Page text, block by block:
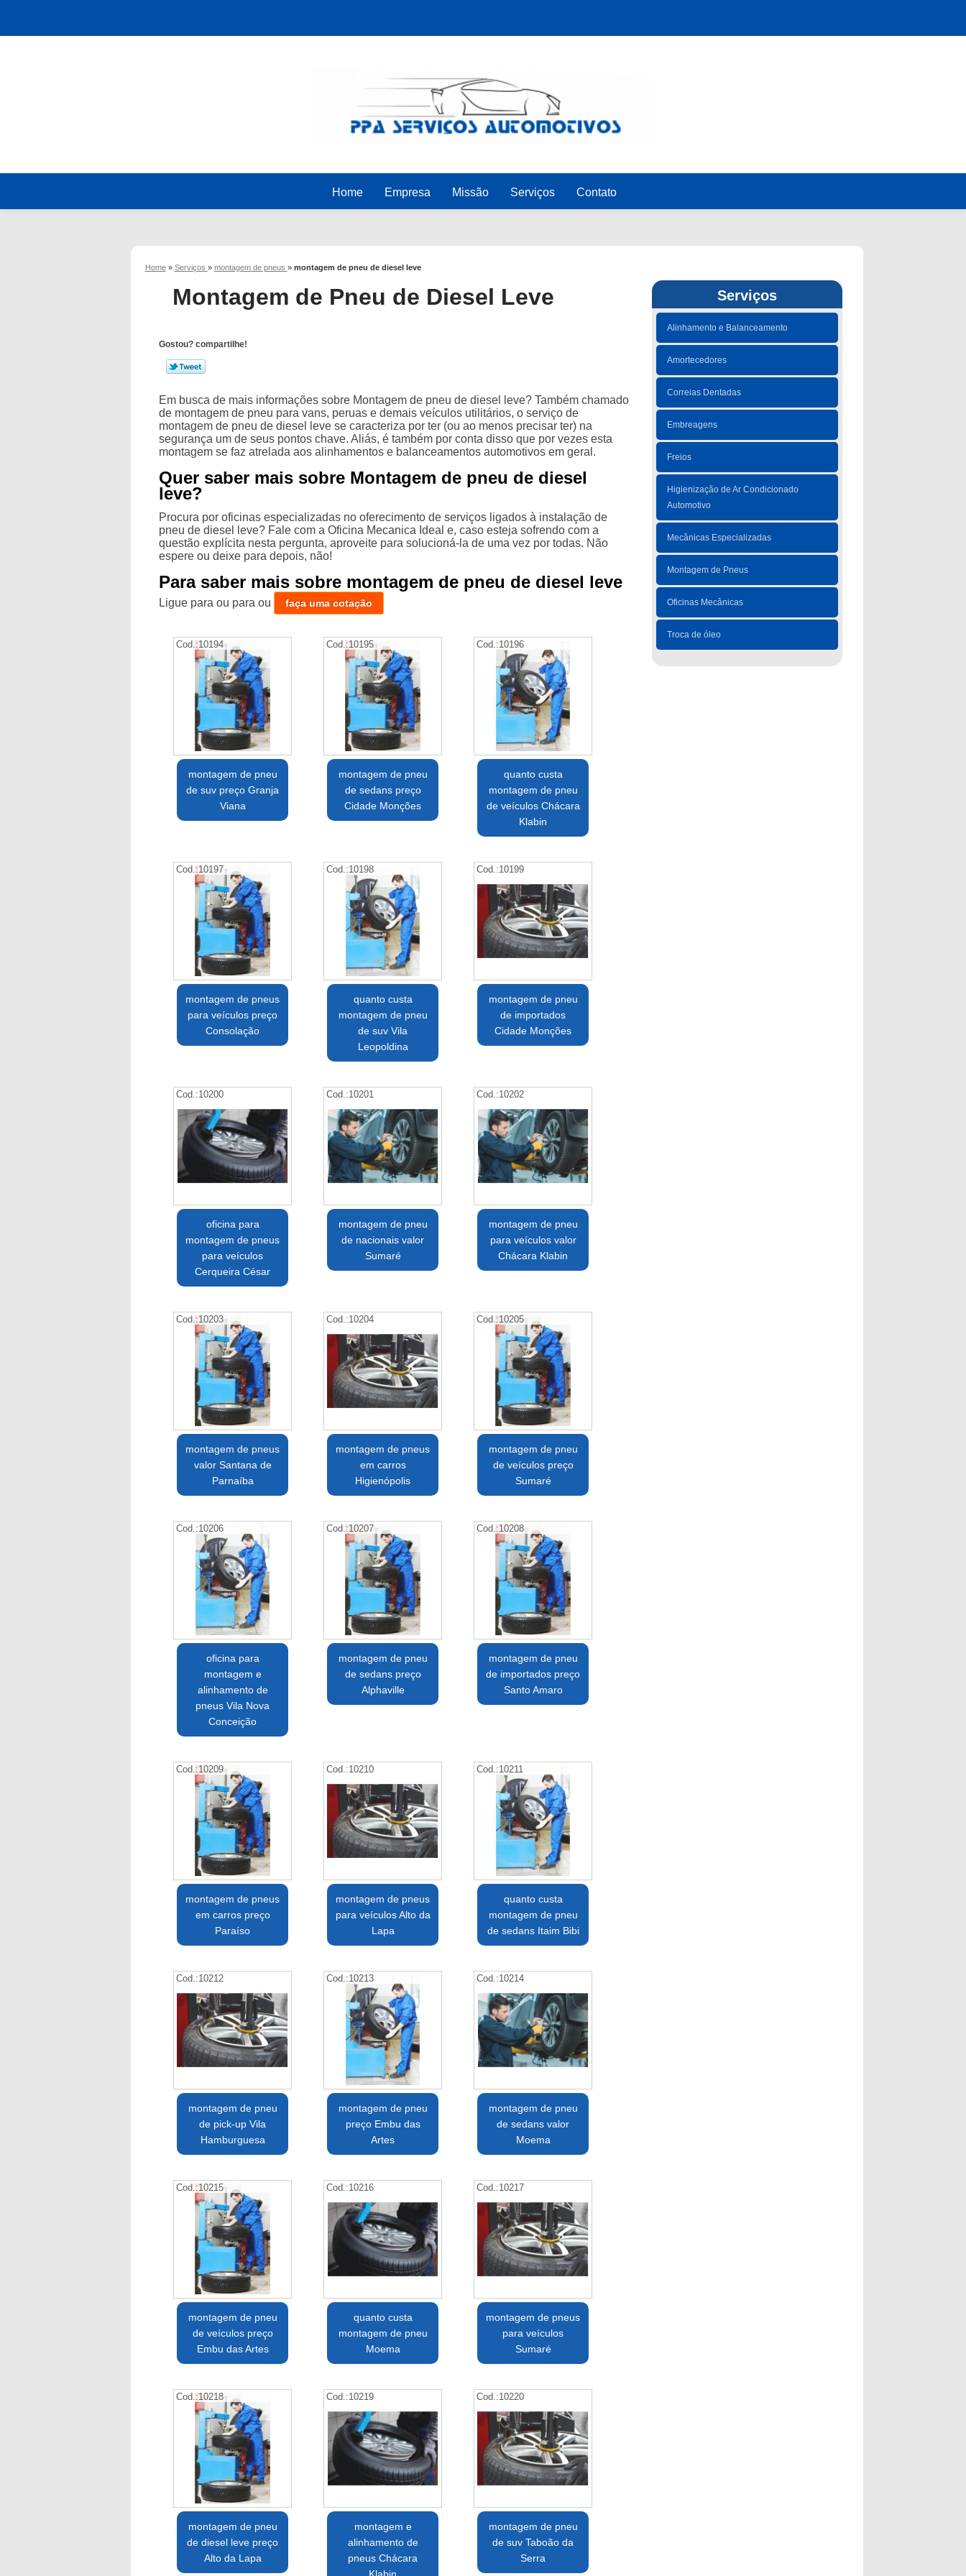
Home Empresa Missão Serviços Contato
Home » Serviços » montagem de pneus » montagem de pneu de diesel leve
Serviços
Alinhamento e Balanceamento
Amortecedores
Correias Dentadas
Embreagens
Freios
Higienização de Ar Condicionado
Automotivo
Mecânicas Especializadas
Montagem de Pneus
Oficinas Mecânicas
Troca de óleo
Montagem de Pneu de Diesel Leve
Gostou? compartilhe!
Em busca de mais informações sobre Montagem de pneu de diesel leve? Também chamado
de montagem de pneu para vans, peruas e demais veículos utilitários, o serviço de
montagem de pneu de diesel leve se caracteriza por ter (ou ao menos precisar ter) na
segurança um de seus pontos chave. Aliás, é também por conta disso que por vezes esta
montagem se faz atrelada aos alinhamentos e balanceamentos automotivos em geral.
Quer saber mais sobre Montagem de pneu de diesel
leve?
Procura por oficinas especializadas no oferecimento de serviços ligados à instalação de
pneu de diesel leve? Fale com a Oficina Mecanica Ideal e, caso esteja sofrendo com a
questão explícita nesta pergunta, aproveite para solucioná-la de uma vez por todas. Não
espere ou deixe para depois, não!
Para saber mais sobre montagem de pneu de diesel leve
Ligue paraou paraou faça uma cotação
Cod.:10194
montagem de pneu
de suv preço Granja
Viana
Cod.:10195
montagem de pneu
de sedans preço
Cidade Monções
Cod.:10196
quanto custa
montagem de pneu
de veículos Chácara
Klabin
Cod.:10197
montagem de pneus
para veículos preço
Consolação
Cod.:10198
quanto custa
montagem de pneu
de suv Vila
Leopoldina
Cod.:10199
montagem de pneu
de importados
Cidade Monções
Cod.:10200
oficina para
montagem de pneus
para veículos
Cerqueira César
Cod.:10201
montagem de pneu
de nacionais valor
Sumaré
Cod.:10202
montagem de pneu
para veículos valor
Chácara Klabin
Cod.:10203
montagem de pneus
valor Santana de
Parnaíba
Cod.:10204
montagem de pneus
em carros
Higienópolis
Cod.:10205
montagem de pneu
de veículos preço
Sumaré
Cod.:10206
oficina para
montagem e
alinhamento de
pneus Vila Nova
Conceição
Cod.:10207
montagem de pneu
de sedans preço
Alphaville
Cod.:10208
montagem de pneu
de importados preço
Santo Amaro
Cod.:10209
montagem de pneus
em carros preço
Paraíso
Cod.:10210
montagem de pneus
para veículos Alto da
Lapa
Cod.:10211
quanto custa
montagem de pneu
de sedans Itaim Bibi
Cod.:10212
montagem de pneu
de pick-up Vila
Hamburguesa
Cod.:10213
montagem de pneu
preço Embu das
Artes
Cod.:10214
montagem de pneu
de sedans valor
Moema
Cod.:10215
montagem de pneu
de veículos preço
Embu das Artes
Cod.:10216
quanto custa
montagem de pneu
Moema
Cod.:10217
montagem de pneus
para veículos
Sumaré
Cod.:10218
montagem de pneu
de diesel leve preço
Alto da Lapa
Cod.:10219
montagem e
alinhamento de
pneus Chácara
Cod.:10220
montagem de pneu
de suv Taboão da
Serra